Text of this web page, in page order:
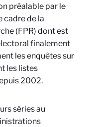
préalable par le
cadre de la
(FPR) dont est
finalement
les enquêtes sur
les listes
2002.
séries au